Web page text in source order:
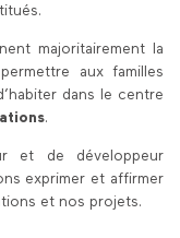
majoritairement la
aux familles
dans le centre
.
et de développeur
exprimer et affirmer
et nos projets.